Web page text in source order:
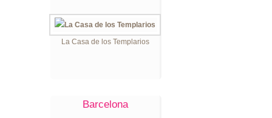
La Casa de los Templarios
Barcelona